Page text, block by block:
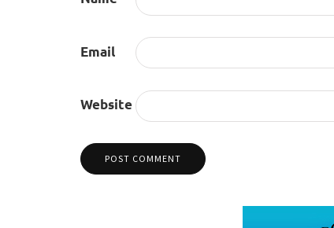
Email
Website